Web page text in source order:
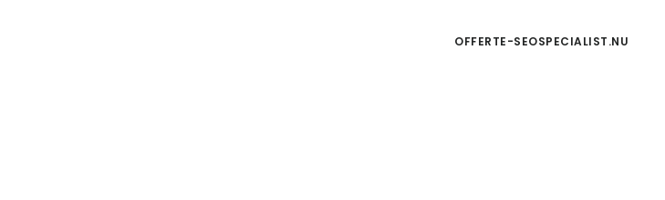
OFFERTE-SEOSPECIALIST.NU